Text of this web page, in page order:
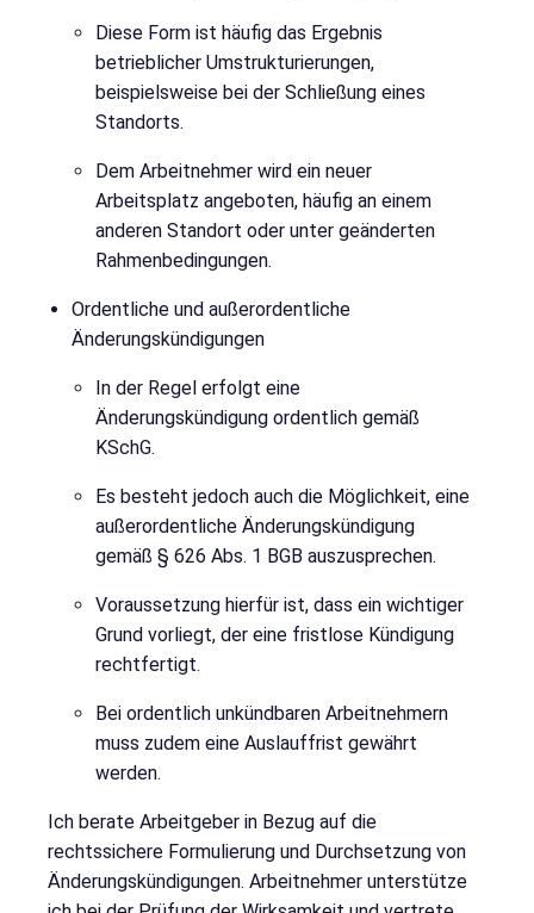
Diese Form ist häufig das Ergebnis
betrieblicher Umstrukturierungen,
beispielsweise bei der Schließung eines
Standorts.
Dem Arbeitnehmer wird ein neuer
Arbeitsplatz angeboten, häufig an einem
anderen Standort oder unter geänderten
Rahmenbedingungen.
Ordentliche und außerordentliche
Änderungskündigungen
In der Regel erfolgt eine
Änderungskündigung ordentlich gemäß
KSchG.
Es besteht jedoch auch die Möglichkeit, eine
außerordentliche Änderungskündigung
gemäß § 626 Abs. 1 BGB auszusprechen.
Voraussetzung hierfür ist, dass ein wichtiger
Grund vorliegt, der eine fristlose Kündigung
rechtfertigt.
Bei ordentlich unkündbaren Arbeitnehmern
muss zudem eine Auslauffrist gewährt
werden.
Ich berate Arbeitgeber in Bezug auf die
rechtssichere Formulierung und Durchsetzung von
Änderungskündigungen. Arbeitnehmer unterstütze